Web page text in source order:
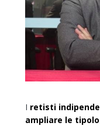
I retisti
ampliare le